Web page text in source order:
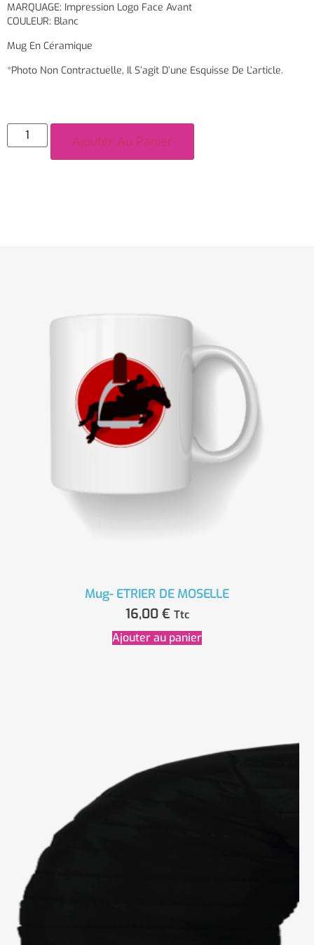
MARQUAGE: Impression Logo Face Avant
COULEUR: Blanc
Mug En Céramique
*Photo Non Contractuelle, Il S’agit D’une Esquisse De L’article.
Ajouter Au Panier
Mug- ETRIER DE MOSELLE
16,00 € Ttc
Ajouter au panier